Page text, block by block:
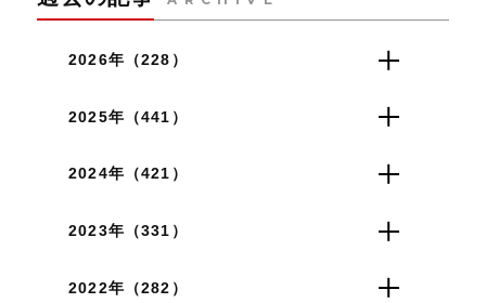
2026年（228）
2025年（441）
2024年（421）
2023年（331）
2022年（282）